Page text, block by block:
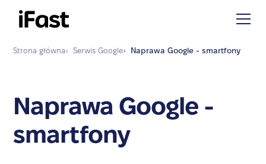
Strona główna› Serwis Google› Naprawa Google - smartfony
Naprawa Google -
smartfony